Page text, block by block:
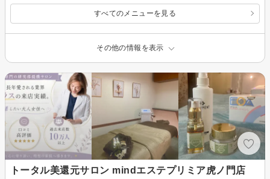
すべてのメニューを見る
その他の情報を表示
トータル美還元サロン mindエステプリミア虎ノ門店